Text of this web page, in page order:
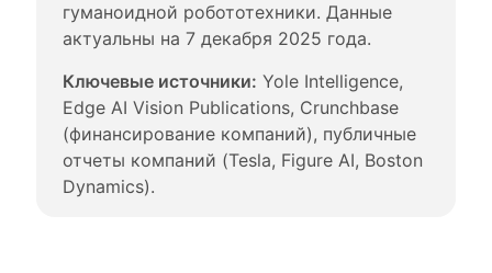
гуманоидной робототехники. Данные
актуальны на 7 декабря 2025 года.
Ключевые источники: Yole Intelligence,
Edge AI Vision Publications, Crunchbase
(финансирование компаний), публичные
отчеты компаний (Tesla, Figure AI, Boston
Dynamics).